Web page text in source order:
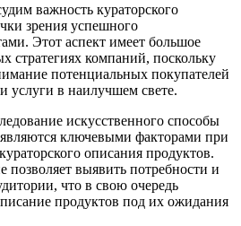
важность кураторского
зрения успешного
Этот аспект имеет большое
стратегиях компаний, поскольку
потенциальных покупателей
услуги в наилучшем свете.
искусственного способы
являются ключевыми факторами при
описания продуктов.
позволяет выявить потребности и
что в свою очередь
продуктов под их ожидания